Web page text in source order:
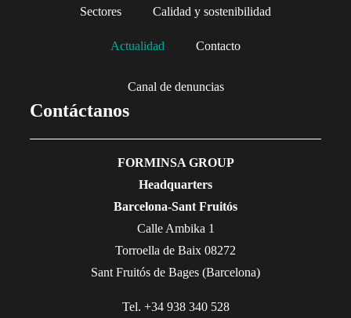
Sectores Calidad y sostenibilidad
Actualidad Contacto
Canal de denuncias
Contáctanos
FORMINSA GROUP
Headquarters
Barcelona-Sant Fruitós
Calle Ambika 1
Torroella de Baix 08272
Sant Fruitós de Bages (Barcelona)
Tel. +34 938 340 528